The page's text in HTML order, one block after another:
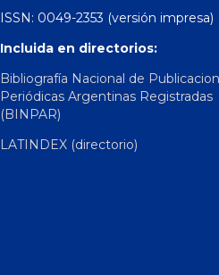
ISSN: 0049-2353 (versión impresa)
Incluida en directorios:
Bibliografía Nacional de
Periódicas Argentinas Registradas
(BINPAR)
LATINDEX (directorio)